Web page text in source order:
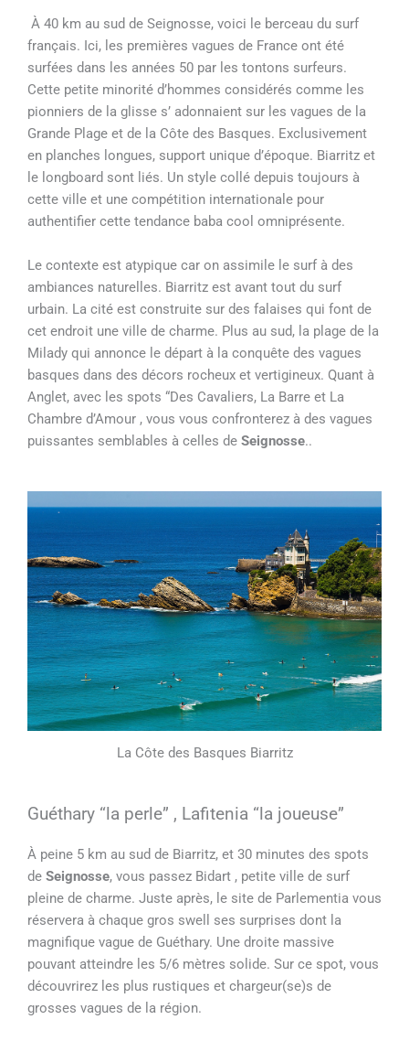
À 40 km au sud de Seignosse, voici le berceau du surf
français. Ici, les premières vagues de France ont été
surfées dans les années 50 par les tontons surfeurs.
Cette petite minorité d’hommes considérés comme les
pionniers de la glisse s’ adonnaient sur les vagues de la
Grande Plage et de la Côte des Basques. Exclusivement
en planches longues, support unique d’époque. Biarritz et
le longboard sont liés. Un style collé depuis toujours à
cette ville et une compétition internationale pour
authentifier cette tendance baba cool omniprésente.
Le contexte est atypique car on assimile le surf à des
ambiances naturelles. Biarritz est avant tout du surf
urbain. La cité est construite sur des falaises qui font de
cet endroit une ville de charme. Plus au sud, la plage de la
Milady qui annonce le départ à la conquête des vagues
basques dans des décors rocheux et vertigineux. Quant à
Anglet, avec les spots “Des Cavaliers, La Barre et La
Chambre d’Amour , vous vous confronterez à des vagues
puissantes semblables à celles de Seignosse..
La Côte des Basques Biarritz
Guéthary “la perle” , Lafitenia “la joueuse”
À peine 5 km au sud de Biarritz, et 30 minutes des spots
de Seignosse, vous passez Bidart , petite ville de surf
pleine de charme. Juste après, le site de Parlementia vous
réservera à chaque gros swell ses surprises dont la
magnifique vague de Guéthary. Une droite massive
pouvant atteindre les 5/6 mètres solide. Sur ce spot, vous
découvrirez les plus rustiques et chargeur(se)s de
grosses vagues de la région.